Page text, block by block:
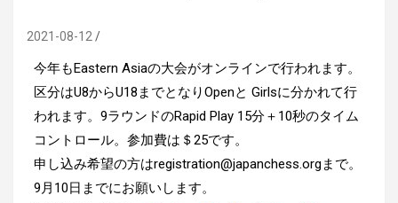
2021-08-12
今年もEastern Asiaの大会がオンラインで行われます。
区分はU8からU18までとなりOpenと Girlsに分かれて行
われます。9ラウンドのRapid Play 15分＋10秒のタイム
コントロール。参加費は＄25です。
申し込み希望の方はregistration@japanchess.orgまで。
9月10日までにお願いします。